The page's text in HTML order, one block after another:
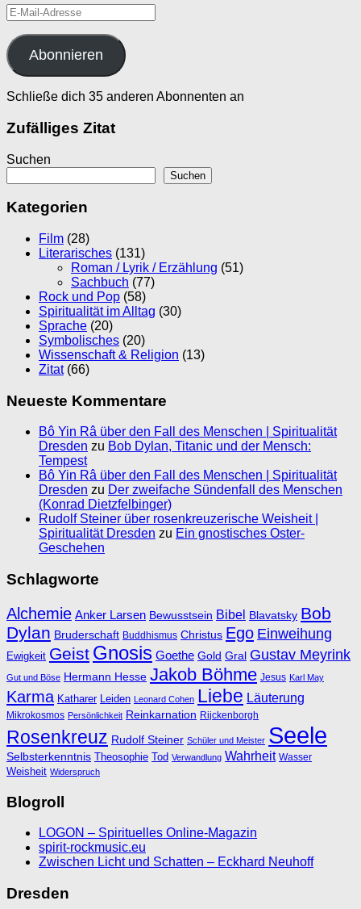
E-
Mail-
Adresse
Abonnieren
Schließe dich 35 anderen Abonnenten an
Zufälliges Zitat
Suchen
Suchen
Kategorien
Film (28)
Literarisches (131)
Roman / Lyrik / Erzählung (51)
Sachbuch (77)
Rock und Pop (58)
Spiritualität im Alltag (30)
Sprache (20)
Symbolisches (20)
Wissenschaft & Religion (13)
Zitat(66)
Neueste Kommentare
Bô Yin Râ über den Fall des Menschen | Spiritualität
Dresden zu Bob Dylan, Titanic und der Mensch:
Tempest
Bô Yin Râ über den Fall des Menschen | Spiritualität
Dresden zu Der zweifache Sündenfall des Menschen
(Konrad Dietzfelbinger)
Rudolf Steiner über rosenkreuzerische Weisheit |
Spiritualität Dresden zu Ein gnostisches Oster-
Geschehen
Schlagworte
Alchemie Anker Larsen Bewusstsein Bibel Blavatsky Bob
Dylan Bruderschaft Buddhismus Christus Ego Einweihung
Ewigkeit Geist Gnosis Goethe Gold Gral Gustav Meyrink
Gut und Böse Hermann Hesse Jakob Böhme Jesus Karl May
Karma Katharer Leiden Leonard Cohen Liebe Läuterung
Mikrokosmos Persönlichkeit Reinkarnation Rijckenborgh
Rosenkreuz Rudolf Steiner Schüler und Meister Seele
Selbsterkenntnis Theosophie Tod Verwandlung Wahrheit Wasser
Weisheit Widerspruch
Blogroll
LOGON – Spirituelles Online-Magazin
spirit-rockmusic.eu
Zwischen Licht und Schatten – Eckhard Neuhoff
Dresden